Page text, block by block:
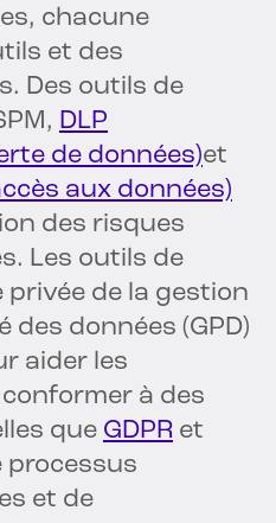
chacune
et des
Des outils de
DLP
de données)et
aux données)
des risques
Les outils de
de la gestion
données (GPD)
aider les
à des
que GDPR et
processus
et de